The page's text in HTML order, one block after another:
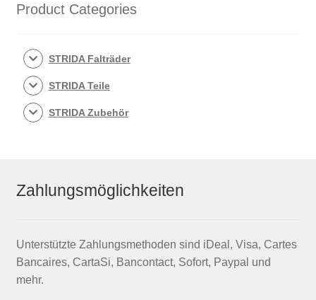
Product Categories
STRIDA Falträder
STRIDA Teile
STRIDA Zubehör
Zahlungsmöglichkeiten
Unterstützte Zahlungsmethoden sind iDeal, Visa, Cartes
Bancaires, CartaSi, Bancontact, Sofort, Paypal und
mehr.